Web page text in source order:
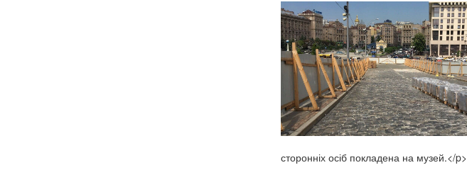
сторонніх осіб покладена на музей.</p>